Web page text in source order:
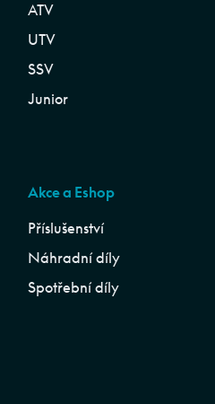
ATV
UTV
SSV
Junior
Akce a Eshop
Příslušenství
Náhradní díly
Spotřební díly